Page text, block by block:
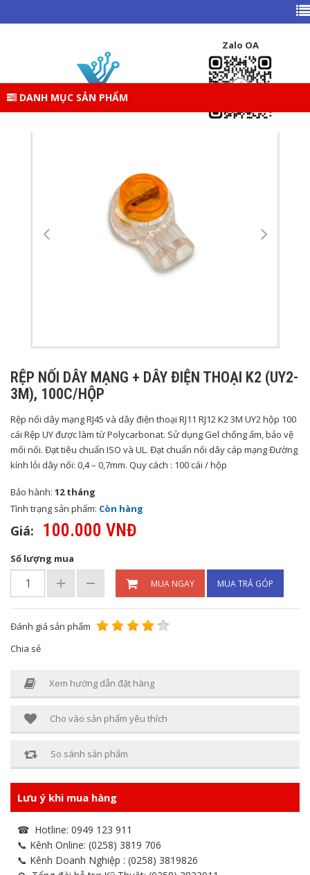
Zalo OA
DANH MỤC SẢN PHẨM
TRANG CHỦ DANH MỤC SẢN PHẨM
THIẾT BỊ MẠNG
RỆP NỐI DÂY MẠNG + DÂY ĐIỆN THOẠI K2 (UY2-3M),
RỆP NỐI DÂY MẠNG + DÂY ĐIỆN THOẠI K2 (UY2-
3M), 100C/HỘP
Rệp nối dây mạng RJ45 và dây điện thoại RJ11 RJ12 K2 3M UY2 hộp 100
cái Rệp UY được làm từ Polycarbonat. Sử dụng Gel chống ẩm, bảo vệ
mối nối. Đạt tiêu chuẩn ISO và UL. Đạt chuẩn nối dây cáp mạng Đường
kính lỏi dây nối: 0,4 – 0,7mm. Quy cách : 100 cái / hộp
Bảo hành: 12 tháng
Tình trạng sản phẩm: Còn hàng
Giá: 100.000 VNĐ
Số lượng mua
MUA NGAY MUA TRẢ GÓP
Đánh giá sản phẩm
Chia sẻ
Xem hướng dẫn đặt hàng
Cho vào sản phẩm yêu thích
So sánh sản phẩm
Lưu ý khi mua hàng
☎ Hotline: 0949 123 911
📞 Kênh Online: (0258) 3819 706
📞 Kênh Doanh Nghiệp : (0258) 3819826